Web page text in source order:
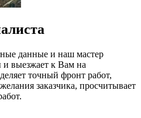
данные и наш мастер
и выезжает к Вам на
точный фронт работ,
заказчика, просчитывает